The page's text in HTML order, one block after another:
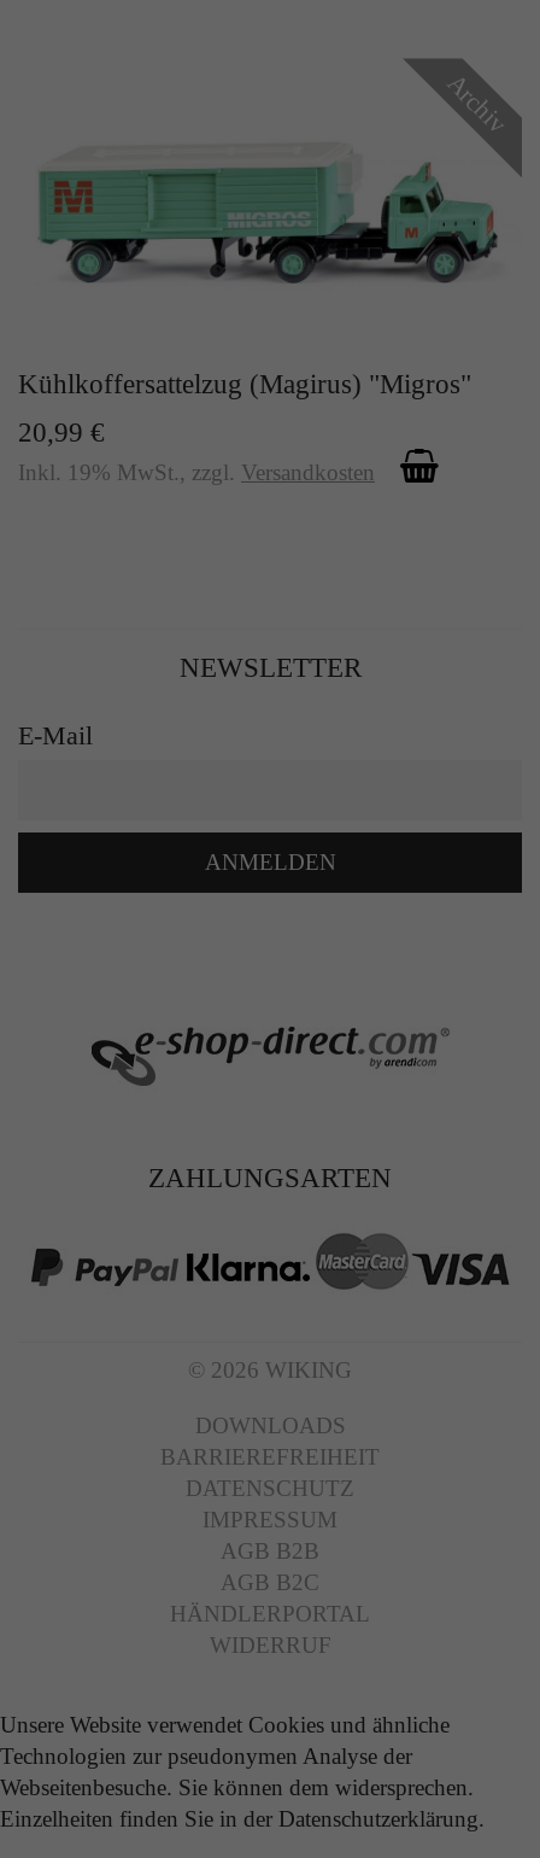
Archiv
Kühlkoffersattelzug (Magirus) "Migros"
20,99 €
Inkl. 19% MwSt., zzgl. Versandkosten
NEWSLETTER
E-Mail
ANMELDEN
ZAHLUNGSARTEN
© 2026 WIKING
DOWNLOADS
BARRIEREFREIHEIT
DATENSCHUTZ
IMPRESSUM
AGB B2B
AGB B2C
HÄNDLERPORTAL
WIDERRUF
Unsere Website verwendet Cookies und ähnliche
Technologien zur pseudonymen Analyse der
Webseitenbesuche. Sie können dem widersprechen.
Einzelheiten finden Sie in der Datenschutzerklärung.